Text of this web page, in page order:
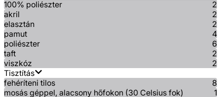
100% poliészter
2
akril
2
elasztán
2
pamut
4
poliészter
6
taft
2
viszkóz
2
Tisztítás
fehéríteni tilos
8
mosás géppel, alacsony hőfokon (30 Celsius fok)
1